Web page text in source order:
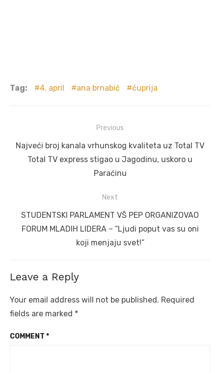
Tag: 4. april ana brnabić ćuprija
navigation
Previous
Previous
post:
Najveći broj kanala vrhunskog kvaliteta uz Total TV
Total TV express stigao u Jagodinu, uskoro u
Paraćinu
Next
Next
post:
STUDENTSKI PARLAMENT VŠ PEP ORGANIZOVAO
FORUM MLADIH LIDERA – “Ljudi poput vas su oni
koji menjaju svet!”
Leave a Reply
Your email address will not be published. Required
fields are marked *
COMMENT *